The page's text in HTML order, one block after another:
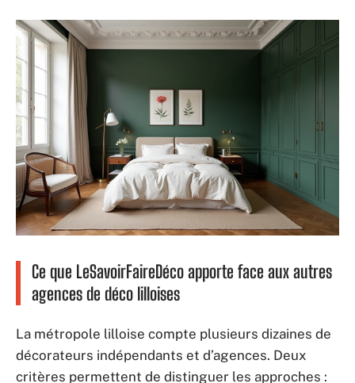
Ce que LeSavoirFaireDéco apporte face aux autres
agences de déco lilloises
La métropole lilloise compte plusieurs dizaines de
décorateurs indépendants et d’agences. Deux
critères permettent de distinguer les approches :